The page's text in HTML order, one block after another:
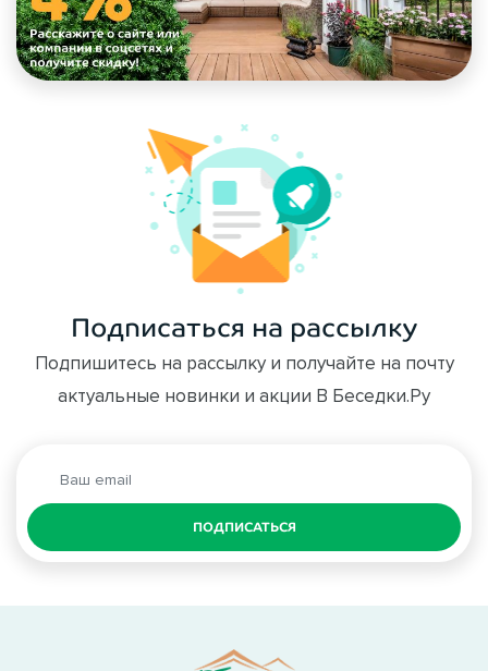
Подписаться на рассылку
Подпишитесь на рассылку и получайте на почту
актуальные новинки и акции В Беседки.Ру
ПОДПИСАТЬСЯ